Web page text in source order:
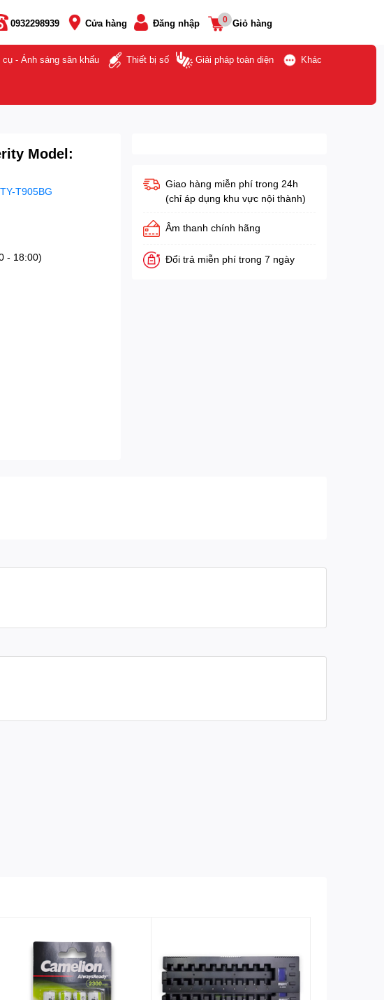
0932298939 Cửa hàng Đăng nhập Giỏ hàng
0
cụ - Ánh sáng sân khấu Thiết bị số Giải pháp toàn diện Khác
Model:
T905BG
- 18:00)
Giao hàng miễn phí trong 24h
(chỉ áp dụng khu vực nội thành)
Âm thanh chính hãng
Đổi trả miễn phí trong 7 ngày